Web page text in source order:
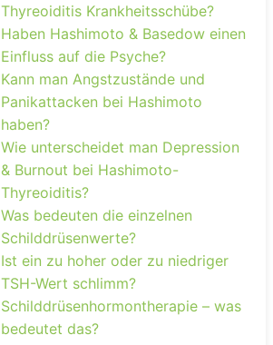
Thyreoiditis Krankheitsschübe?
Haben Hashimoto & Basedow einen
Einfluss auf die Psyche?
Kann man Angstzustände und
Panikattacken bei Hashimoto
haben?
Wie unterscheidet man Depression
& Burnout bei Hashimoto-
Thyreoiditis?
Was bedeuten die einzelnen
Schilddrüsenwerte?
Ist ein zu hoher oder zu niedriger
TSH-Wert schlimm?
Schilddrüsenhormontherapie – was
bedeutet das?